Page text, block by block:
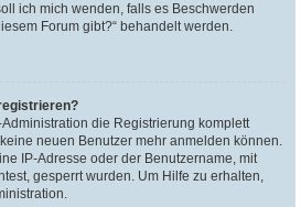
ich mich wenden, falls es Beschwerden
Forum gibt?“ behandelt werden.
die Registrierung komplett
neuen Benutzer mehr anmelden können.
IP-Adresse oder der Benutzername, mit
gesperrt wurden. Um Hilfe zu erhalten,